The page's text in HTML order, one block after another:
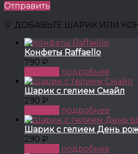
Отправить
🎈 ДОБАВЬТЕ ШАРИК ИЛИ
Конфеты Raffaello
790 ₽
подробнее
Шарик с гелием Смайл
290 ₽
подробнее
Шарик с гелием День
290 ₽
подробнее